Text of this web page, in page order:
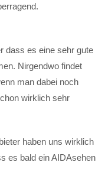
dass es eine sehr gute
Nirgendwo findet
man dabei noch
wirklich sehr
haben uns wirklich
es bald ein AIDAsehen